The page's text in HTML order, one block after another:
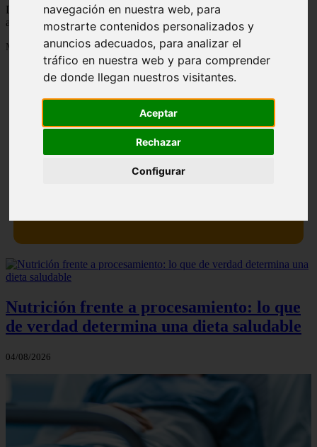
navegación en nuestra web, para
mostrarte contenidos personalizados y
anuncios adecuados, para analizar el
tráfico en nuestra web y para comprender
de donde llegan nuestros visitantes.
Aceptar
Rechazar
Configurar
Descubre todas las noticias de la categoría recetas. Artículos
actualizados y contenido de calidad en eltiovivorojo.es.
Mostrando 1 - 24 de 1287 artículos
Contraindicaciones del espino amarillo: conocelas
Nutrición frente a procesamiento: lo que
de verdad determina una dieta saludable
04/08/2026